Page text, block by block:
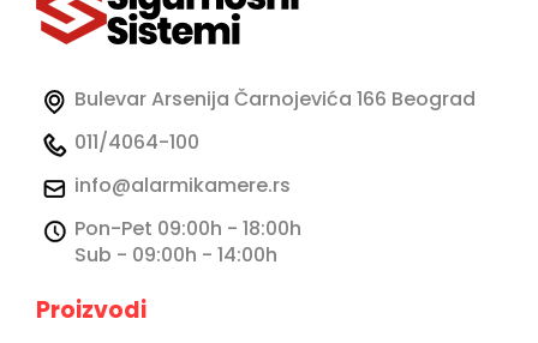
Bulevar Arsenija Čarnojevića 166 Beograd
011/4064-100
info@alarmikamere.rs
Pon-Pet 09:00h - 18:00h
Sub - 09:00h - 14:00h
Proizvodi